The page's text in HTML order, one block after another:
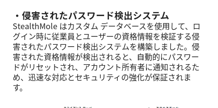
・侵害されたパスワード検出システム
StealthMole はカスタム データベースを使⽤して、ロ
グイン時に従業員とユーザーの資格情報を検証する侵
害されたパスワード検出システムを構築しました。侵
害された資格情報が検出されると、⾃動的にパスワー
ドがリセットされ、アカウント所有者に通知されるた
め、迅速な対応とセキュリティの強化が保証されま
す。